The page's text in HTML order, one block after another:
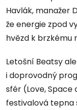
Havlák, manažer
že energie zpod
hvězd k brzkému
Letošní Beatsy
i doprovodný
sfér (Love,
festivalová tepna